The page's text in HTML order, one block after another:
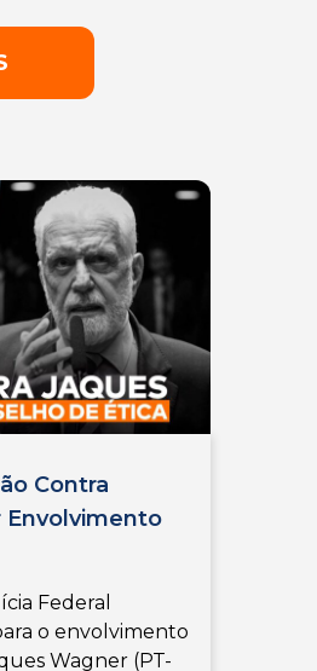
Contra
Envolvimento
Federal
o envolvimento
Wagner (PT-